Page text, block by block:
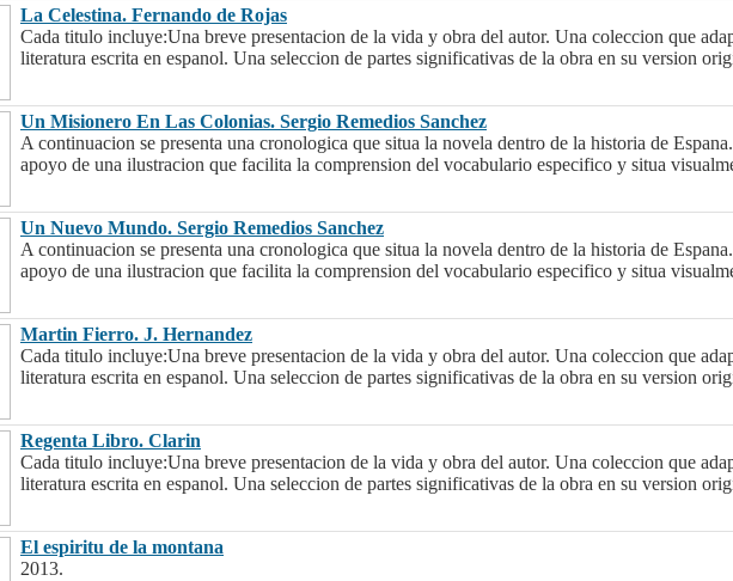
La Celestina. Fernando de Rojas
Cada titulo incluye:Una breve presentacion de la vida y obra del autor. Una coleccion que
literatura escrita en espanol. Una seleccion de partes significativas de la obra en su version
Un Misionero En Las Colonias. Sergio Remedios Sanchez
A continuacion se presenta una cronologica que situa la novela dentro de la historia de
apoyo de una ilustracion que facilita la comprension del vocabulario especifico y situa
Un Nuevo Mundo. Sergio Remedios Sanchez
A continuacion se presenta una cronologica que situa la novela dentro de la historia de
apoyo de una ilustracion que facilita la comprension del vocabulario especifico y situa
Martin Fierro. J. Hernandez
Cada titulo incluye:Una breve presentacion de la vida y obra del autor. Una coleccion que
literatura escrita en espanol. Una seleccion de partes significativas de la obra en su version
Regenta Libro. Clarin
Cada titulo incluye:Una breve presentacion de la vida y obra del autor. Una coleccion que
literatura escrita en espanol. Una seleccion de partes significativas de la obra en su version
El espiritu de la montana
2013.